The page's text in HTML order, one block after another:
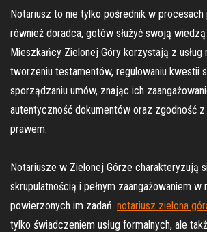
Notariusz to nie tylko pośrednik w procesach
również doradca, gotów służyć swoją
Mieszkańcy Zielonej Góry korzystają z usług
tworzeniu testamentów, regulowaniu kwestii
sporządzaniu umów, znając ich
autentyczność dokumentów oraz zgodność
prawem.
Notariusze w Zielonej Górze charakteryzują
skrupulatnością i pełnym zaangażowaniem w
powierzonych im zadań. notariusz zielona
tylko świadczeniem usług formalnych, ale